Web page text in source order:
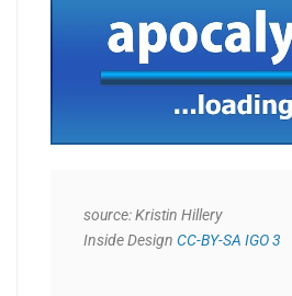
source: Kristin Hillery
Inside Design CC-BY-SA IGO 3